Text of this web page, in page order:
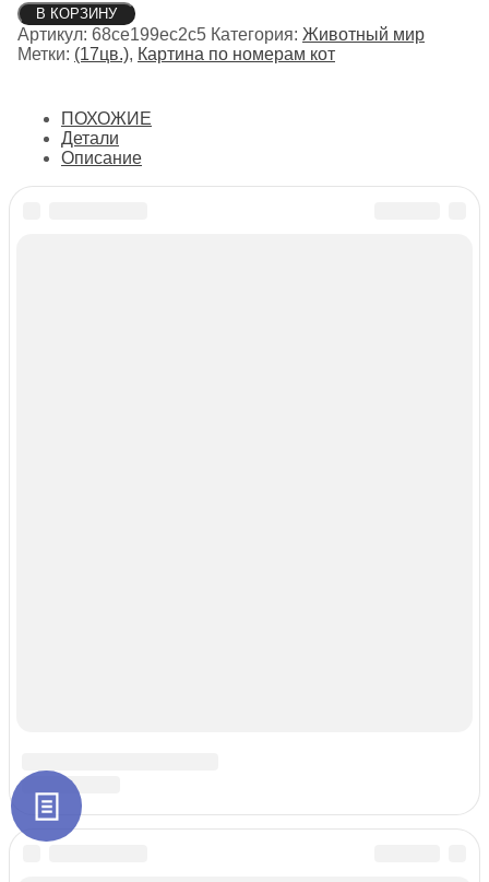
Количество
товара
Черный
В КОРЗИНУ
Артикул: 68ce199ec2c5 Категория: Животный мир
Метки: (17цв.), Картина по номерам кот
ПОХОЖИЕ
Детали
Описание